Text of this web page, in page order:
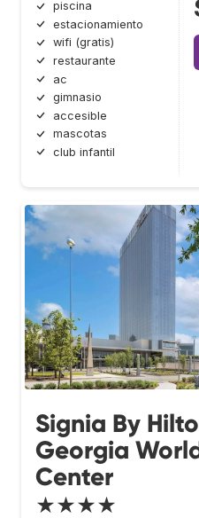
piscina
estacionamiento
wifi (gratis)
restaurante
ac
gimnasio
accesible
mascotas
club infantil
Signia By
Georgia
Center
★★★★